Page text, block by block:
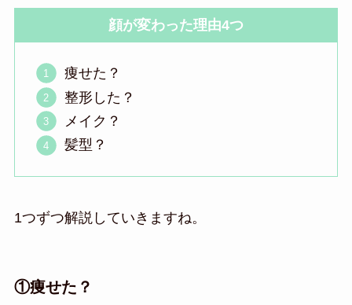
顔が変わった理由4つ
痩せた？
整形した？
メイク？
髪型？
1つずつ解説していきますね。
①痩せた？